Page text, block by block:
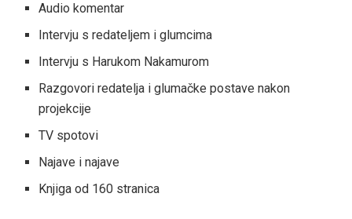
Audio komentar
Intervju s redateljem i glumcima
Intervju s Harukom Nakamurom
Razgovori redatelja i glumačke postave nakon
projekcije
TV spotovi
Najave i najave
Knjiga od 160 stranica